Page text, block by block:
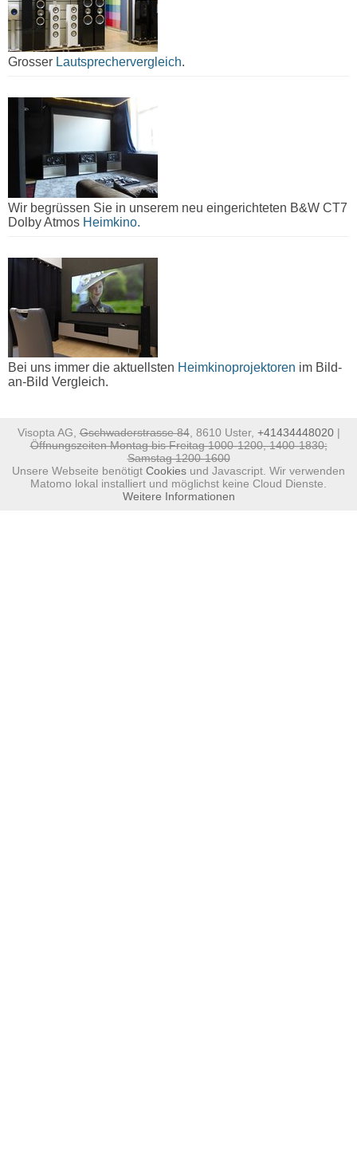
Grosser Lautsprechervergleich.
Wir begrüssen Sie in unserem neu eingerichteten B&W CT7
Dolby Atmos Heimkino.
Bei uns immer die aktuellsten Heimkinoprojektoren im Bild-
an-Bild Vergleich.
Visopta AG,Gschwaderstrasse 84, 8610 Uster, +41434448020|
Öffnungszeiten Montag bis Freitag 1000-1200, 1400-1830;
Samstag 1200-1600
Unsere Webseite benötigt Cookies und Javascript. Wir verwenden
Matomo lokal installiert und möglichst keine Cloud Dienste.
Weitere Informationen